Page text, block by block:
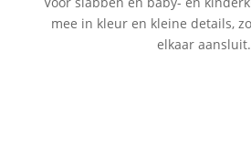
mee in kleur en kleine details,
elkaar aansluit.